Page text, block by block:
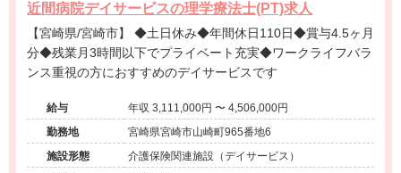
近間病院デイサービスの理学療法士(PT)求人
【宮崎県/宮崎市】 ◆土日休み◆年間休日110日◆賞与4.5ヶ月
分◆残業月3時間以下でプライベート充実◆ワークライフバラ
ンス重視の方におすすめのデイサービスです
給与
年収 3,111,000円 〜 4,506,000円
勤務地
宮崎県宮崎市山崎町965番地6
施設形態
介護保険関連施設（デイサービス）